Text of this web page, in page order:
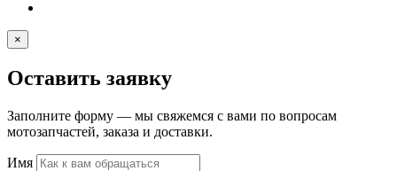
×
Оставить заявку
Заполните форму — мы свяжемся с вами по вопросам
мотозапчастей, заказа и доставки.
Имя